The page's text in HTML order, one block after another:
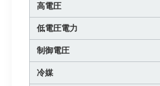
高電圧
低電圧電力
制御電圧
冷媒